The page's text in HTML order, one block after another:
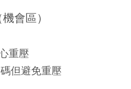
會區）
重壓
但避免重壓